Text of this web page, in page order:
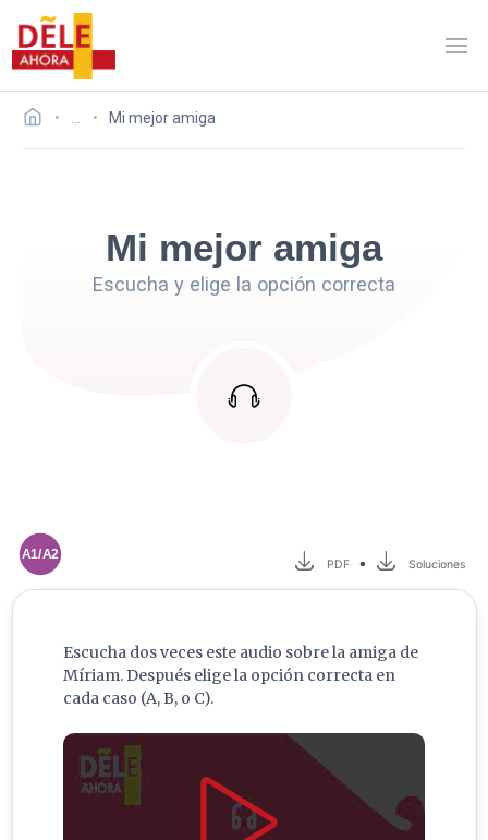
Mi mejor amiga
Mi mejor amiga
Escucha y elige la opción correcta
A1/A2
PDF • Soluciones
Escucha dos veces este audio sobre la amiga de
Míriam. Después elige la opción correcta en
cada caso (A, B, o C).